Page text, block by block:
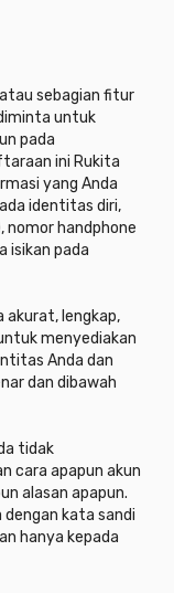
sebagian fitur
untuk
pada
ini Rukita
yang Anda
identitas diri,
handphone
isikan pada
akurat, lengkap,
menyediakan
Anda dan
dan dibawah
tidak
cara apapun akun
alasan apapun.
dengan kata sandi
hanya kepada